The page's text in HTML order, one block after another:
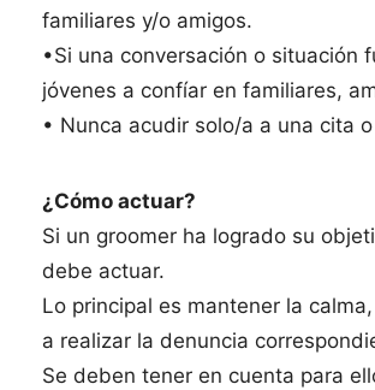
familiares y/o amigos.
•Si una conversación o situación
jóvenes a confíar en familiares,
• Nunca acudir solo/a a una cita
¿Cómo actuar?
Si un groomer ha logrado su
debe actuar.
Lo principal es mantener la
a realizar la denuncia
Se deben tener en cuenta para